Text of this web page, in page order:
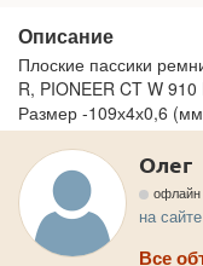
Описание
Плоские пассики
R, PIONEER CT W 910
Размер -109х4х0,6
Олег
офлайн
на
Все